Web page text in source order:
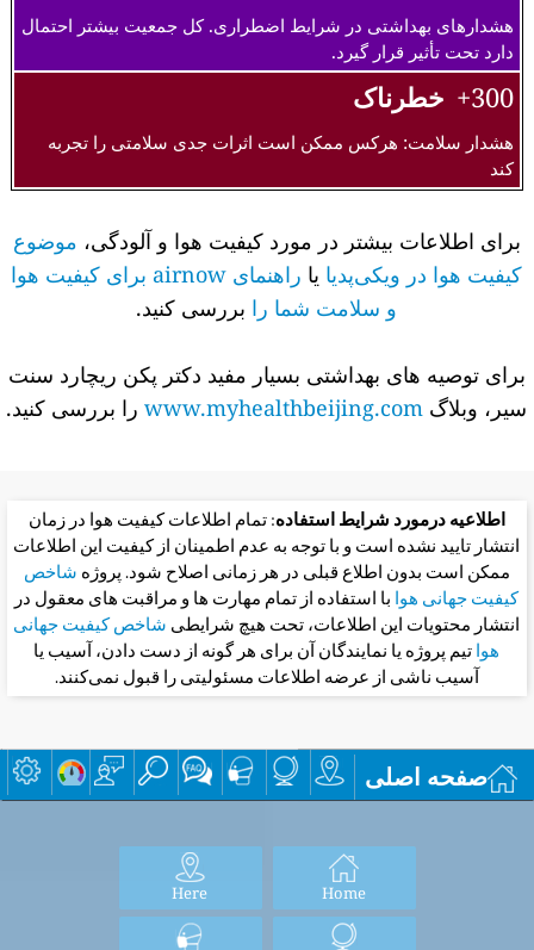
هشدارهای بهداشتی در شرایط اضطراری. کل جمعیت بیشتر احتمال
دارد تحت تأثیر قرار گیرد.
300+ خطرناک
هشدار سلامت: هرکس ممکن است اثرات جدی سلامتی را تجربه
کند
برای اطلاعات بیشتر در مورد کیفیت هوا و آلودگی، موضوع
کیفیت هوا در ویکی‌پدیایا
راهنمای airnow برای کیفیت هوا
و سلامت شما را بررسی کنید.
برای توصیه های بهداشتی بسیار مفید دکتر پکن ریچارد سنت
سیر، وبلاگ www.myhealthbeijing.comرا بررسی کنید.
اطلاعیه درمورد شرایط استفاده: تمام اطلاعات کیفیت هوا در زمان
انتشار تایید نشده است و با توجه به عدم اطمینان از کیفیت این اطلاعات
ممکن است بدون اطلاع قبلی در هر زمانی اصلاح شود. پروژهشاخص
کیفیت جهانی هوابا استفاده از تمام مهارت ها و مراقبت های معقول در
انتشار محتویات این اطلاعات، تحت هیچ شرایطیشاخص کیفیت جهانی
هواتیم پروژه یا نمایندگان آن برای هر گونه از دست دادن، آسیب یا
آسیب ناشی از عرضه اطلاعات مسئولیتی را قبول نمی‌کنند.
صفحه اصلی
Home
Here